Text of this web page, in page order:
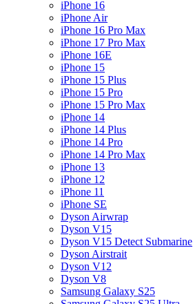
iPhone 16
iPhone Air
iPhone 16 Pro Max
iPhone 17 Pro Max
iPhone 16E
iPhone 15
iPhone 15 Plus
iPhone 15 Pro
iPhone 15 Pro Max
iPhone 14
iPhone 14 Plus
iPhone 14 Pro
iPhone 14 Pro Max
iPhone 13
iPhone 12
iPhone 11
iPhone SE
Dyson Airwrap
Dyson V15
Dyson V15 Detect Submarine
Dyson Airstrait
Dyson V12
Dyson V8
Samsung Galaxy S25